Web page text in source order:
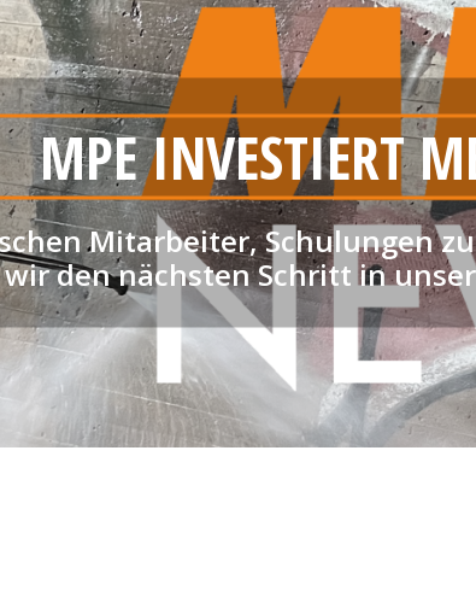
MPE INVESTIERT
Mitarbeiter, Schulungen
den nächsten Schritt in